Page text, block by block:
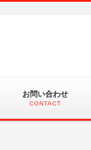
お問い合わせ
CONTACT